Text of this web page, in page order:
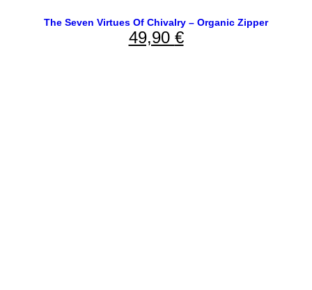
The Seven Virtues Of Chivalry – Organic Zipper
49,90 €